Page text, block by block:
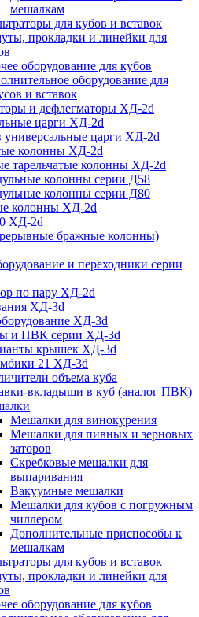
мешалкам
для кубов и вставок
прокладки и линейки для
оборудование для кубов
оборудование для
и вставок
и дефлегматоры ХД-2d
царги ХД-2d
универсальные царги ХД-2d
колонны ХД-2d
тарельчатые колонны ХД-2d
колонны серии Д58
колонны серии Д80
колонны ХД-2d
ХД-2d
бражные колонны)
и переходники серии
по пару ХД-2d
ХД-3d
ХД-3d
и ПВК серии ХД-3d
крышек ХД-3d
21 ХД-3d
объема куба
вкладыши в куб (аналог ПВК)
Мешалки для винокурения
Мешалки для пивных и зерновых
заторов
Скребковые мешалки для
выпаривания
Вакуумные мешалки
Мешалки для кубов с погружным
чиллером
Дополнительные приспособы к
мешалкам
для кубов и вставок
прокладки и линейки для
оборудование для кубов